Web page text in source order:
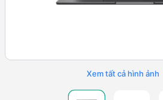
Xem tất cả hình ảnh